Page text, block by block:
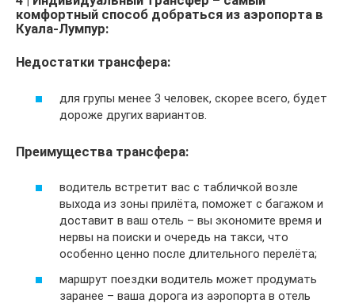
комфортный способ добраться из аэропорта в
Куала-Лумпур:
Недостатки трансфера:
для групы менее 3 человек, скорее всего, будет
дороже других вариантов.
Преимущества трансфера:
водитель встретит вас с табличкой возле
выхода из зоны прилёта, поможет с багажом и
доставит в ваш отель – вы экономите время и
нервы на поиски и очередь на такси, что
особенно ценно после длительного перелёта;
маршрут поездки водитель может продумать
заранее – ваша дорога из аэропорта в отель